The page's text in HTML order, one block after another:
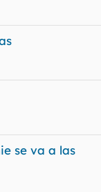
se va a las